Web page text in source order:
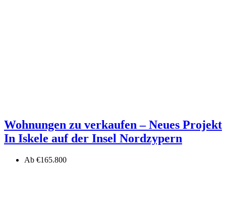
Wohnungen zu verkaufen – Neues Projekt
In Iskele auf der Insel Nordzypern
Ab €165.800